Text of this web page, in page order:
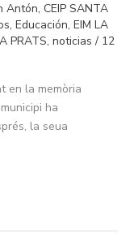
Antón, CEIP SANTA
, Educación, EIM LA
PRATS, noticias / 12
en la memòria
ha
la seua